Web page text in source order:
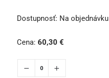
Dostupnosť: Na objednávku
Cena: 60,30 €